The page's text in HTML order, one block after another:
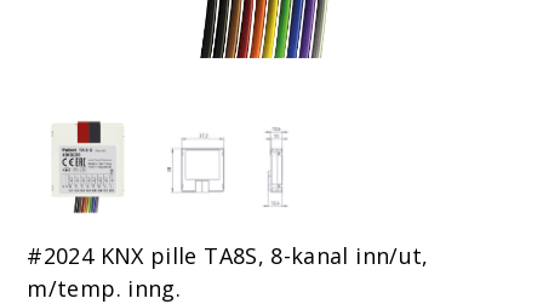
#2024 KNX pille TA8S, 8-kanal inn/ut,
m/temp. inng.